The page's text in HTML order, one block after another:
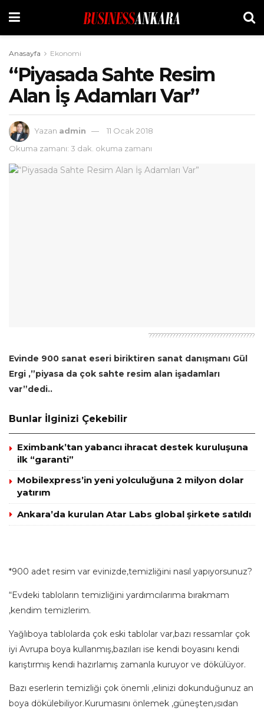
Anasayfa Ekonomi
“Piyasada Sahte Resim
Alan İş Adamları Var”
Yazan admin
11 Ocak 2018
Okuma zamanı: 3 dak. okuma zamanı
????????????????????????????????????
Evinde 900 sanat eseri biriktiren sanat danışmanı Gül
Ergi ,”piyasa da çok sahte resim alan işadamları
var”dedi..
Bunlar İlginizi Çekebilir
Eximbank’tan yabancı ihracat destek kuruluşuna
ilk “garanti”
Mobilexpress’in yeni yolculuğuna 2 milyon dolar
yatırım
Ankara’da kurulan Atar Labs global şirkete satıldı
*900 adet resim var evinizde,temizliğini nasıl yapıyorsunuz?
“Evdeki tabloların temizliğini yardımcılarıma bırakmam
,kendim temizlerim.
Yağlıboya tablolarda çok eski tablolar var,bazı ressamlar çok
iyi Avrupa boya kullanmış,bazıları ise kendi boyasını kendi
karıştırmış kendi hazırlamış zamanla kuruyor ve dökülüyor.
Bazı eserlerin temizliği çok önemli ,elinizi dokunduğunuz an
boya dökülebiliyor.Kurumasını önlemek ,güneşten,ısıdan